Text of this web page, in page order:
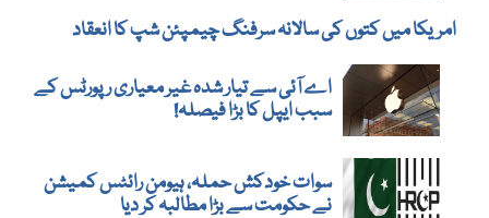
امریکا میں کتوں کی سالانہ سرفنگ چیمپئن شپ کا انعقاد
اے آئی سے تیار شدہ غیر معیاری رپورٹس کے
سبب ایپل کا بڑا فیصلہ!
سوات خودکش حملہ، ہیومن رائٹس کمیشن
نے حکومت سے بڑا مطالبہ کر دیا